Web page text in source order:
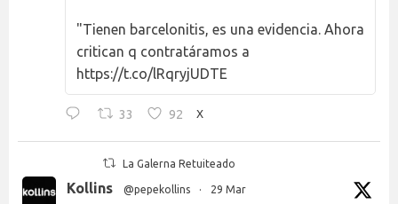
"Tienen barcelonitis, es una evidencia. Ahora
critican q contratáramos a
https://t.co/lRqryjUDTE
33 92 X
La Galerna Retuiteado
Kollins @pepekollins · 29 Mar